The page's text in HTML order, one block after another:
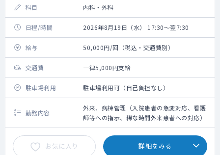
科目 内科・外科
日程/時間 2026年8月19日（水） 17:30～翌7:30
給与 50,000円/回（税込・交通費別）
交通費 一律5,000円支給
駐車場利用 駐車場利用可（自己負担なし）
勤務内容
外来、病棟管理（入院患者の急変対応、看護
師等への指示、稀な時間外来患者への対応）
お気に入り 詳細をみる